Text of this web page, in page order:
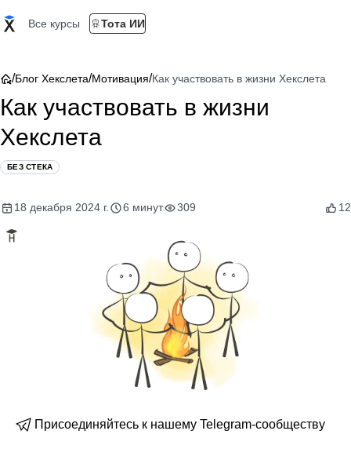
Все курсы Тота ИИ
/Блог Хекслета/Мотивация/Как участвовать в жизни Хекслета
Как участвовать в жизни
Хекслета
БЕЗ СТЕКА
18 декабря 2024 г. 6 минут 309 12
Присоединяйтесь к нашему Telegram-сообществу